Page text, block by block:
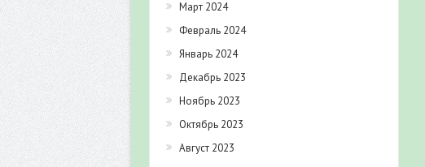
Март 2024
Февраль 2024
Январь 2024
Декабрь 2023
Ноябрь 2023
Октябрь 2023
Август 2023